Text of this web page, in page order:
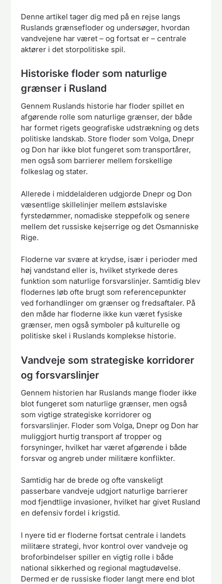
Denne artikel tager dig med på en rejse langs
Ruslands grænsefloder og undersøger, hvordan
vandvejene har været – og fortsat er – centrale
aktører i det storpolitiske spil.
Historiske floder som naturlige
grænser i Rusland
Gennem Ruslands historie har floder spillet en
afgørende rolle som naturlige grænser, der både
har formet rigets geografiske udstrækning og dets
politiske landskab. Store floder som Volga, Dnepr
og Don har ikke blot fungeret som transportårer,
men også som barrierer mellem forskellige
folkeslag og stater.
Allerede i middelalderen udgjorde Dnepr og Don
væsentlige skillelinjer mellem østslaviske
fyrstedømmer, nomadiske steppefolk og senere
mellem det russiske kejserrige og det Osmanniske
Rige.
Floderne var svære at krydse, især i perioder med
høj vandstand eller is, hvilket styrkede deres
funktion som naturlige forsvarslinjer. Samtidig blev
flodernes løb ofte brugt som referencepunkter
ved forhandlinger om grænser og fredsaftaler. På
den måde har floderne ikke kun været fysiske
grænser, men også symboler på kulturelle og
politiske skel i Ruslands komplekse historie.
Vandveje som strategiske korridorer
og forsvarslinjer
Gennem historien har Ruslands mange floder ikke
blot fungeret som naturlige grænser, men også
som vigtige strategiske korridorer og
forsvarslinjer. Floder som Volga, Dnepr og Don har
muliggjort hurtig transport af tropper og
forsyninger, hvilket har været afgørende i både
forsvar og angreb under militære konflikter.
Samtidig har de brede og ofte vanskeligt
passerbare vandveje udgjort naturlige barrierer
mod fjendtlige invasioner, hvilket har givet Rusland
en defensiv fordel i krigstid.
I nyere tid er floderne fortsat centrale i landets
militære strategi, hvor kontrol over vandveje og
broforbindelser spiller en vigtig rolle i både
national sikkerhed og regional magtudøvelse.
Dermed er de russiske floder langt mere end blot